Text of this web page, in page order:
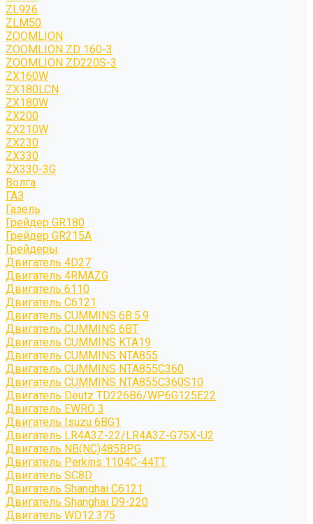
ZL926
ZLM50
ZOOMLION
ZOOMLION ZD 160-3
ZOOMLION ZD220S-3
ZX160W
ZX180LCN
ZX180W
ZX200
ZX210W
ZX230
ZX330
ZX330-3G
Волга
ГАЗ
Газель
Грейдер GR180
Грейдер GR215A
Грейдеры
Двигатель 4D27
Двигатель 4RMAZG
Двигатель 6110
Двигатель C6121
Двигатель CUMMINS 6B.5.9
Двигатель CUMMINS 6BT
Двигатель CUMMINS KTA19
Двигатель CUMMINS NTA855
Двигатель CUMMINS NTA855C360
Двигатель CUMMINS NTA855C360S10
Двигатель Deutz TD226B6/WP6G125E22
Двигатель EWRO 3
Двигатель Isuzu 6BG1
Двигатель LR4A3Z-22/LR4A3Z-G75X-U2
Двигатель NB(NC)485BPG
Двигатель Perkins 1104C-44TT
Двигатель SC8D
Двигатель Shanghai C6121
Двигатель Shanghai D9-220
Двигатель WD12.375